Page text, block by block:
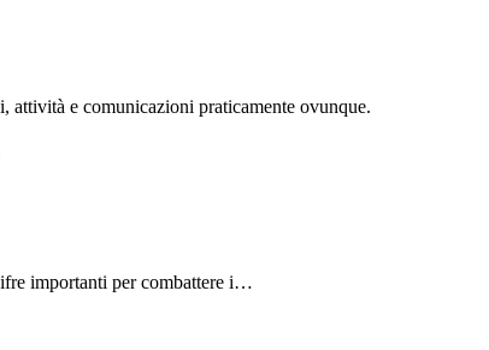
attività e comunicazioni praticamente ovunque.
importanti per combattere i…